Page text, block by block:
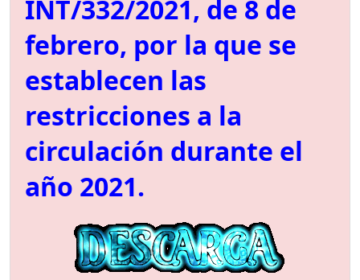
INT/332/2021, de 8 de
febrero, por la que se
establecen las
restricciones a la
circulación durante el
año 2021.